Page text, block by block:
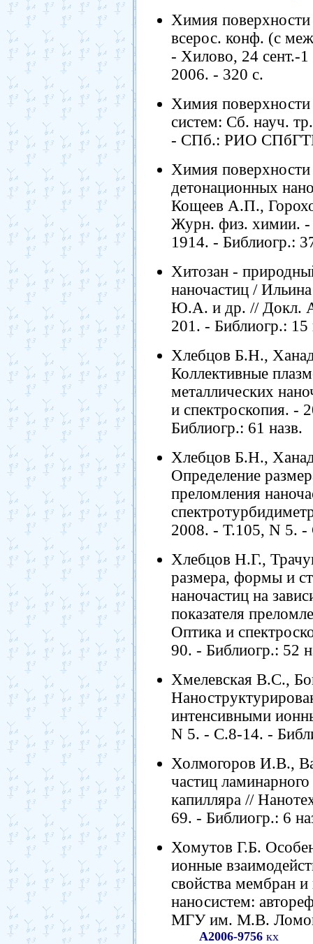
Химия поверхности
всерос. конф. (с
- Хилово, 24 сент.-
2006. - 320 с.
Химия поверхности
систем: Сб. науч.
- СПб.: РИО
Химия
детонационных
Кощеев А.П.,
Журн. физ. химии.
1914. - Библиогр.:
Хитозан -
наночастиц /
Ю.А. и др. // Докл.
201. - Библиогр.: 15
Хлебцов Б.Н.,
Коллективные
металлических
и спектроскопия. -
Библиогр.: 61 назв.
Хлебцов Б.Н.,
Определение
преломления
2008. - Т.105, N 5. -
Хлебцов Н.Г.,
размера, формы и
наночастиц на
показателя
Оптика и
90. - Библиогр.: 52
Хмелевская В.С.,
интенсивными
N 5. - С.8-14. -
Холмогоров И.В.,
частиц
капилляра //
69. - Библиогр.: 6
Хомутов Г.Б.
ионные
свойства мембран
наносистем:
МГУ им. М.В.
А2006-9756 кх